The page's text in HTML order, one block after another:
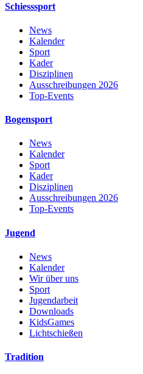
Schiesssport
News
Kalender
Sport
Kader
Disziplinen
Ausschreibungen 2026
Top-Events
Bogensport
News
Kalender
Sport
Kader
Disziplinen
Ausschreibungen 2026
Top-Events
Jugend
News
Kalender
Wir über uns
Sport
Jugendarbeit
Downloads
KidsGames
Lichtschießen
Tradition